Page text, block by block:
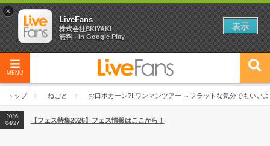
MENU
トップ ねごと お口ポカーン?! ワンマンツアー ～フラットな気分でもいい
2026
04/27
2026
【ライブ動員ランキング】2026年上半期編発表！
2026
04/27
【フェス特集2026】フェス情報はここから！
×
LiveFans
株式会社SKIYAKI
無料 - In Google Play
表示